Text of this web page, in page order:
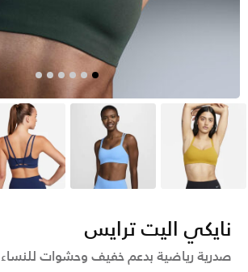
أصفر أزرق أزرق
نايكي اليت ترايس
صدرية رياضية بدعم خفيف وحشوات للنساء